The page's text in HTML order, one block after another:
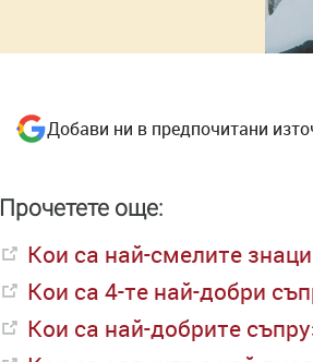
Добави ни в предпочитани
Прочетете още:
Кои са най-смелите
Кои са 4-те най-добри
Кои са най-добрите